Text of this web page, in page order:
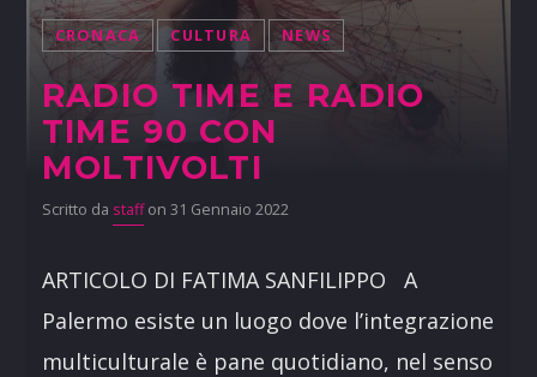
CRONACA CULTURA NEWS
RADIO TIME E RADIO
TIME 90 CON
MOLTIVOLTI
Scritto da staffon 31 Gennaio 2022
ARTICOLO DI FATIMA SANFILIPPO A
Palermo esiste un luogo dove l’integrazione
multiculturale è pane quotidiano, nel senso